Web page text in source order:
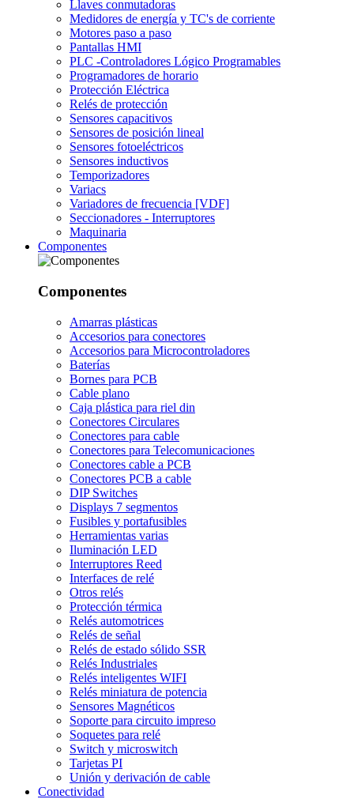
Llaves conmutadoras
Medidores de energía y TC's de corriente
Motores paso a paso
Pantallas HMI
PLC -Controladores Lógico Programables
Programadores de horario
Protección Eléctrica
Relés de protección
Sensores capacitivos
Sensores de posición lineal
Sensores fotoeléctricos
Sensores inductivos
Temporizadores
Variacs
Variadores de frecuencia [VDF]
Seccionadores - Interruptores
Maquinaria
Componentes
Componentes
Amarras plásticas
Accesorios para conectores
Accesorios para Microcontroladores
Baterías
Bornes para PCB
Cable plano
Caja plástica para riel din
Conectores Circulares
Conectores para cable
Conectores para Telecomunicaciones
Conectores cable a PCB
Conectores PCB a cable
DIP Switches
Displays 7 segmentos
Fusibles y portafusibles
Herramientas varias
Iluminación LED
Interruptores Reed
Interfaces de relé
Otros relés
Protección térmica
Relés automotrices
Relés de señal
Relés de estado sólido SSR
Relés Industriales
Relés inteligentes WIFI
Relés miniatura de potencia
Sensores Magnéticos
Soporte para circuito impreso
Soquetes para relé
Switch y microswitch
Tarjetas PI
Unión y derivación de cable
Conectividad